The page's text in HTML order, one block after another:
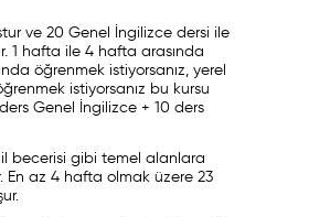
ve 20 Genel İngilizce dersi ile
1 hafta ile 4 hafta arasında
öğrenmek istiyorsanız, yerel
istiyorsanız bu kursu
Genel İngilizce + 10 ders
becerisi gibi temel alanlara
En az 4 hafta olmak üzere 23